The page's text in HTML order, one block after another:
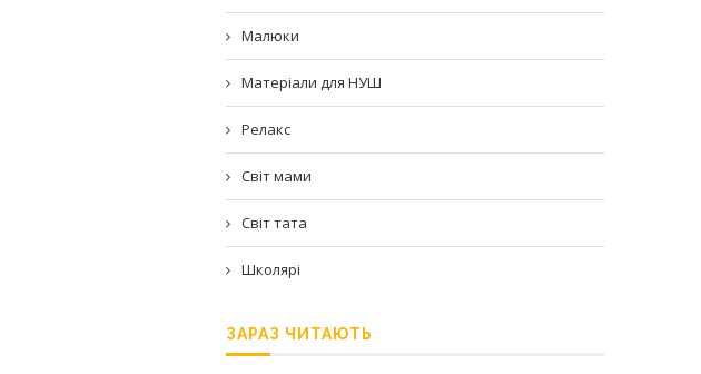
Малюки
Матеріали для НУШ
Релакс
Світ мами
Світ тата
Школярі
ЗАРАЗ ЧИТАЮТЬ